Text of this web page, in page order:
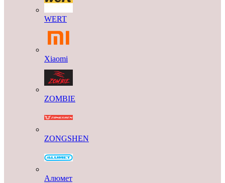
WERT
Xiaomi
ZOMBIE
ZONGSHEN
Алюмет